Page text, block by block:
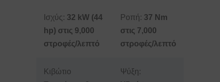
Ισχύς: 32 kW (44
hp) στις 9,000
στροφές/λεπτό
Ροπή: 37 Nm
στις 7,000
στροφές/λεπτό
Κιβώτιο
Ψύξη: